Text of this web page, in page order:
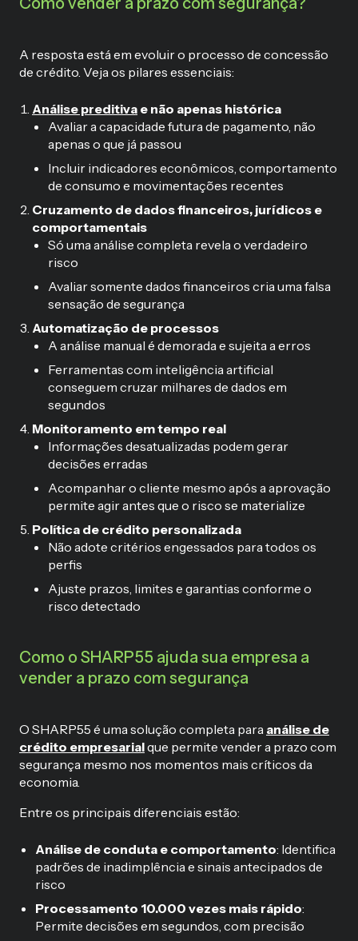
A resposta está em evoluir o processo de concessão
de crédito. Veja os pilares essenciais:
Análise preditiva e não apenas histórica
Avaliar a capacidade futura de pagamento, não
apenas o que já passou
Incluir indicadores econômicos, comportamento
de consumo e movimentações recentes
Cruzamento de dados financeiros, jurídicos e
comportamentais
Só uma análise completa revela o verdadeiro
risco
Avaliar somente dados financeiros cria uma falsa
sensação de segurança
Automatização de processos
A análise manual é demorada e sujeita a erros
Ferramentas com inteligência artificial
conseguem cruzar milhares de dados em
segundos
Monitoramento em tempo real
Informações desatualizadas podem gerar
decisões erradas
Acompanhar o cliente mesmo após a aprovação
permite agir antes que o risco se materialize
Política de crédito personalizada
Não adote critérios engessados para todos os
perfis
Ajuste prazos, limites e garantias conforme o
risco detectado
Como o SHARP55 ajuda sua empresa a
vender a prazo com segurança
O SHARP55 é uma solução completa para análise de
crédito empresarialque permite vender a prazo com
segurança mesmo nos momentos mais críticos da
economia.
Entre os principais diferenciais estão:
Análise de conduta e comportamento: Identifica
padrões de inadimplência e sinais antecipados de
risco
Processamento 10.000 vezes mais rápido:
Permite decisões em segundos, com precisão